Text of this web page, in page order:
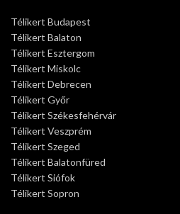
Télikert Budapest
Télikert Balaton
Télikert Esztergom
Télikert Miskolc
Télikert Debrecen
Télikert Győr
Télikert Székesfehérvár
Télikert Veszprém
Télikert Szeged
Télikert Balatonfüred
Télikert Siófok
Télikert Sopron